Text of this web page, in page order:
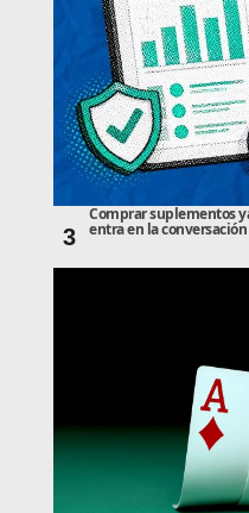
3
Comprar suplementos
entra en la conversación